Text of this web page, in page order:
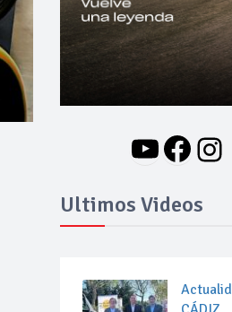
YouTube
Ultimos Videos